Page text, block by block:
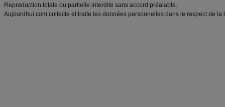
Reproduction totale ou partielle interdite sans accord préalable.
Aujourdhui.com collecte et traite les données personnelles dans le respect de